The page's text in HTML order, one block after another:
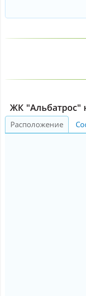
ЖК "Альбатрос"
Расположение